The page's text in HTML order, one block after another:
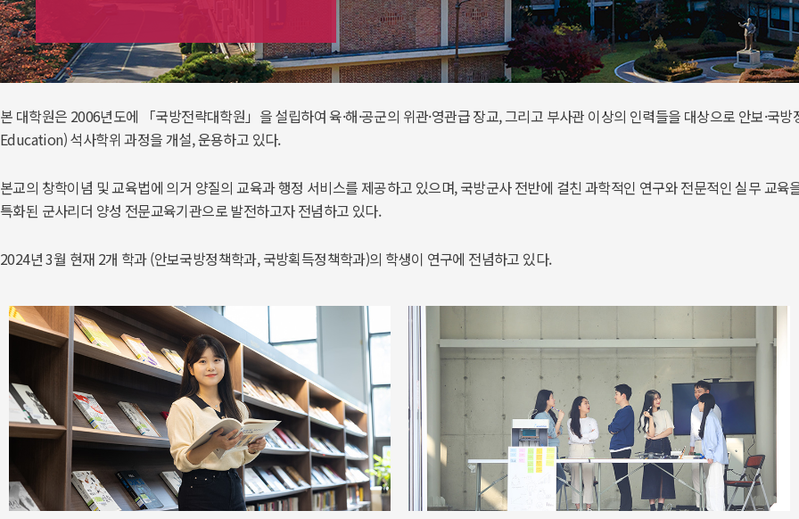
본 대학원은 2006년도에 「국방전략대학원」을 설립하여 육·해·공군의 위관·영관급 장교, 그리고 부사관 이상의 인력들을 대상으로 안보·국
Education) 석사학위 과정을 개설, 운용하고 있다.
본교의 창학이념 및 교육법에 의거 양질의 교육과 행정 서비스를 제공하고 있으며, 국방군사 전반에 걸친 과학적인 연구와 전문적인 실무 교
특화된 군사리더 양성 전문교육기관으로 발전하고자 전념하고 있다.
2024년 3월 현재 2개 학과 (안보국방정책학과, 국방획득정책학과)의 학생이 연구에 전념하고 있다.